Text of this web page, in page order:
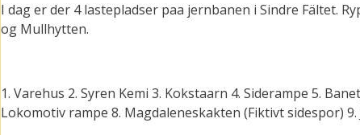
I dag er der 4 lastepladser paa jernbanen i Sindre Fältet.
og Mullhytten.
1. Varehus 2. Syren Kemi 3. Kokstaarn 4. Siderampe 5.
Lokomotiv rampe 8. Magdaleneskakten (Fiktivt sidespor)